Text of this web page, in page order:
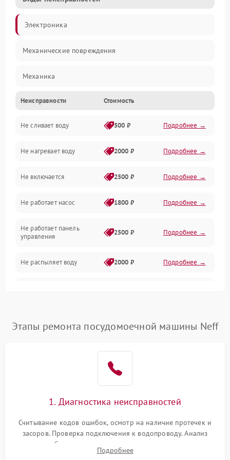
Электроника
Механические повреждения
Механика
Управление
Электропитание
Датчики
Нагрев
Вода
Гигиена
Программное обеспечение
Неисправности Стоимость
Не сливает воду 500 ₽ Подробнее →
Не нагревает воду 2000 ₽ Подробнее →
Не включается 2500 ₽ Подробнее →
Не работает насос 1800 ₽ Подробнее →
Не работает панель
управления
2500 ₽ Подробнее →
Не распыляет воду 2000 ₽ Подробнее →
воды
1800 ₽ Подробнее →
Проблемы с
Этапы ремонта посудомоечной машины Neff
1. Диагностика неисправностей
Считывание кодов ошибок, осмотр на наличие протечек и
засоров. Проверка подключения к водопроводу. Анализ
жалоб на отсутствие слива, нагрева, вращения
разбрызгивателей или срабатывание системы защиты
Подробнее